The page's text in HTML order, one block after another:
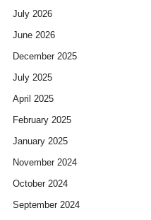
July 2026
June 2026
December 2025
July 2025
April 2025
February 2025
January 2025
November 2024
October 2024
September 2024